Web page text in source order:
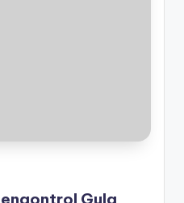
Gula